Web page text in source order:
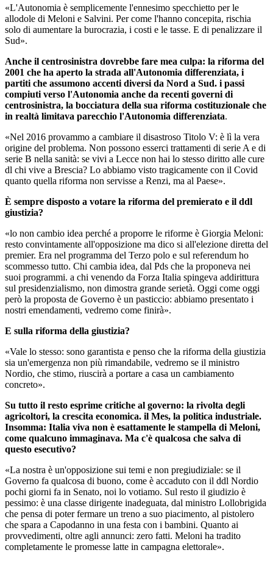
«L'Autonomia è semplicemente l'ennesimo specchietto per le
allodole di Meloni e Salvini. Per come l'hanno concepita, rischia
solo di aumentare la burocrazia, i costi e le tasse. E di penalizzare il
Sud».
Anche il centrosinistra dovrebbe fare mea culpa: la riforma del
2001 che ha aperto la strada all'Autonomia differenziata, i
partiti che assumono accenti diversi da Nord a Sud. i passi
compiuti verso l'Autonomia anche da recenti governi di
centrosinistra, la bocciatura della sua riforma costituzionale che
in realtà limitava parecchio l'Autonomia differenziata.
«Nel 2016 provammo a cambiare il disastroso Titolo V: è lì la vera
origine del problema. Non possono esserci trattamenti di serie A e di
serie B nella sanità: se vivi a Lecce non hai lo stesso diritto alle cure
dl chi vive a Brescia? Lo abbiamo visto tragicamente con il Covid
quanto quella riforma non servisse a Renzi, ma al Paese».
È sempre disposto a votare la riforma del premierato e il ddl
giustizia?
«lo non cambio idea perché a proporre le riforme è Giorgia Meloni:
resto convintamente all'opposizione ma dico si all'elezione diretta del
premier. Era nel programma del Terzo polo e sul referendum ho
scommesso tutto. Chi cambia idea, dal Pds che la proponeva nei
suoi programmi. a chi venendo da Forza Italia spingeva addirittura
sul presidenzialismo, non dimostra grande serietà. Oggi come oggi
però la proposta de Governo è un pasticcio: abbiamo presentato i
nostri emendamenti, vedremo come finirà».
E sulla riforma della giustizia?
«Vale lo stesso: sono garantista e penso che la riforma della giustizia
sia un'emergenza non più rimandabile, vedremo se il ministro
Nordio, che stimo, riuscirà a portare a casa un cambiamento
concreto».
Su tutto il resto esprime critiche al governo: la rivolta degli
agricoltori, la crescita economica. il Mes, la politica industriale.
Insomma: Italia viva non è esattamente le stampella di Meloni,
come qualcuno immaginava. Ma c'è qualcosa che salva di
questo esecutivo?
«La nostra è un'opposizione sui temi e non pregiudiziale: se il
Governo fa qualcosa di buono, come è accaduto con il ddl Nordio
pochi giorni fa in Senato, noi lo votiamo. Sul resto il giudizio è
pessimo: è una classe dirigente inadeguata, dal ministro Lollobrigida
che pensa di poter fermare un treno a suo piacimento, al pistolero
che spara a Capodanno in una festa con i bambini. Quanto ai
provvedimenti, oltre agli annunci: zero fatti. Meloni ha tradito
completamente le promesse latte in campagna elettorale».